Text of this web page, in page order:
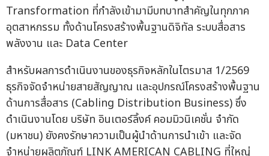
Transformation ที่กำลังเข้ามามีบทบาทสำคัญในทุกภาค
อุตสาหกรรม ทั้งด้านโครงสร้างพื้นฐานดิจิทัล ระบบสื่อสาร
พลังงาน และ Data Center
สำหรับผลการดำเนินงานของธุรกิจหลักในไตรมาส 1/2569
ธุรกิจจัดจำหน่ายสายสัญญาณ และอุปกรณ์โครงสร้างพื้นฐาน
ด้านการสื่อสาร (Cabling Distribution Business) ซึ่ง
ดำเนินงานโดย บริษัท อินเตอร์ลิ้งค์ คอมมิวนิเคชั่น จำกัด
(มหาชน) ยังคงรักษาความเป็นผู้นำด้านการนำเข้า และจัด
จำหน่ายผลิตภัณฑ์ LINK AMERICAN CABLING ที่ใหญ่